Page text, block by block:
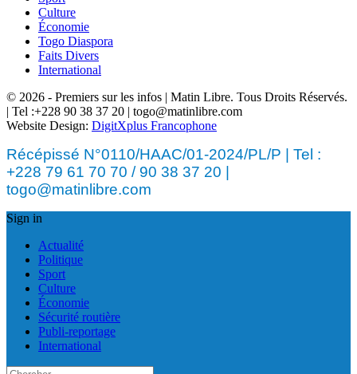
Culture
Économie
Togo Diaspora
Faits Divers
International
© 2026 - Premiers sur les infos | Matin Libre. Tous Droits Réservés.
| Tel :+228 90 38 37 20 | togo@matinlibre.com
Website Design: DigitXplus Francophone
Récépissé N°0110/HAAC/01-2024/PL/P | Tel :
+228 79 61 70 70 / 90 38 37 20 |
togo@matinlibre.com
Sign in
Actualité
Politique
Sport
Culture
Économie
Sécurité routière
Publi-reportage
International